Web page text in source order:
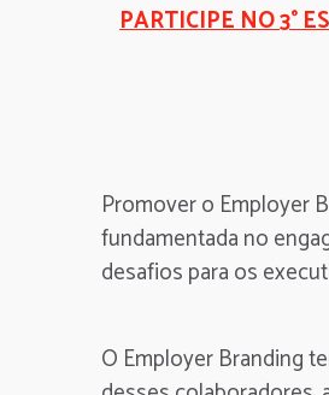
PARTICIPE NO 3°
Promover o Employer
fundamentada no
desafios para os
O Employer Branding